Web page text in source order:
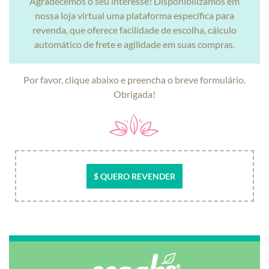
nossa loja virtual uma plataforma específica para
revenda, que oferece facilidade de escolha, cálculo
automático de frete e agilidade em suas compras.
Por favor, clique abaixo e preencha o breve formulário.
Obrigada!
$ QUERO REVENDER